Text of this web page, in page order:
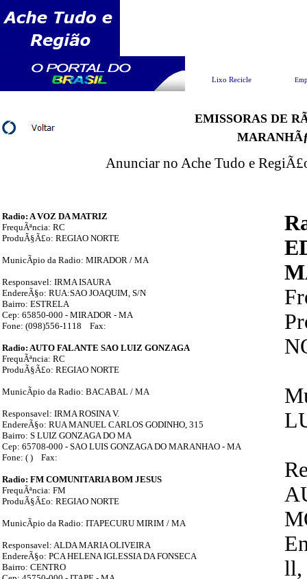
Lixo Recicle
EMISSORAS DE
Anunciar no Ache Tudo e
Radio: A VOZ DA MATRIZ
FrequÃªncia: RC
ProduÃ§Ã£o: REGIAO NORTE
MunicÃ­pio da Radio: MIRADOR / MA
Responsavel: IRMA ISAURA
EndereÃ§o: RUA:SAO JOAQUIM, S/N
Bairro: ESTRELA
Cep: 65850-000 - MIRADOR - MA
Fone: (098)556-1118 Fax:
Radio: AUTO FALANTE SAO LUIZ GONZAGA
FrequÃªncia: RC
ProduÃ§Ã£o: REGIAO NORTE
MunicÃ­pio da Radio: BACABAL / MA
Responsavel: IRMA ROSINA V.
EndereÃ§o: RUA MANUEL CARLOS GODINHO, 315
Bairro: S LUIZ GONZAGA DO MA
Cep: 65708-000 - SAO LUIS GONZAGA DO MARANHAO - MA
Fone: ( ) Fax:
Radio: FM COMUNITARIA BOM JESUS
FrequÃªncia: FM
ProduÃ§Ã£o: REGIAO NORTE
MunicÃ­pio da Radio: ITAPECURU MIRIM / MA
Responsavel: ALDA MARIA OLIVEIRA
EndereÃ§o: PCA HELENA IGLESSIA DA FONSECA
Bairro: CENTRO
ll,